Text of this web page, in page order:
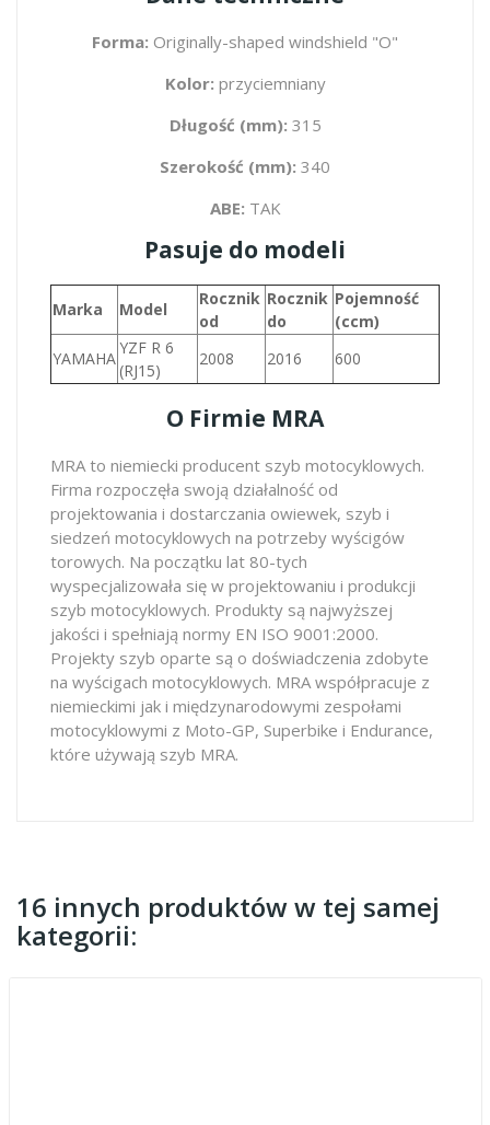
Forma: Originally-shaped windshield "O"
Kolor: przyciemniany
Długość (mm): 315
Szerokość (mm): 340
ABE: TAK
Pasuje do modeli
Marka Model
Rocznik
od
Rocznik
do
Pojemność
(ccm)
YAMAHA
YZF R 6
(RJ15)
2008 2016 600
O Firmie MRA
MRA to niemiecki producent szyb motocyklowych.
Firma rozpoczęła swoją działalność od
projektowania i dostarczania owiewek, szyb i
siedzeń motocyklowych na potrzeby wyścigów
torowych. Na początku lat 80-tych
wyspecjalizowała się w projektowaniu i produkcji
szyb motocyklowych. Produkty są najwyższej
jakości i spełniają normy EN ISO 9001:2000.
Projekty szyb oparte są o doświadczenia zdobyte
na wyścigach motocyklowych. MRA współpracuje z
niemieckimi jak i międzynarodowymi zespołami
motocyklowymi z Moto-GP, Superbike i Endurance,
które używają szyb MRA.
16 innych produktów w tej samej
kategorii: